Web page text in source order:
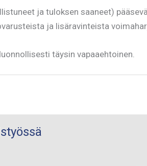
ja tuloksen saaneet)
ja lisäravinteista
täysin vapaaehtoinen.